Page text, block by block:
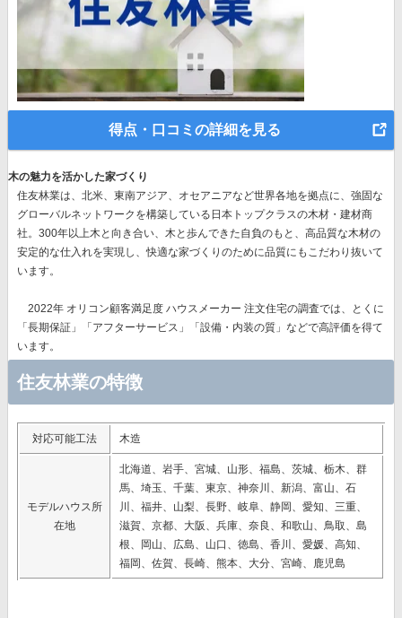
得点・口コミの詳細を見る
木の魅力を活かした家づくり
住友林業は、北米、東南アジア、オセアニアなど世界各地を拠点に、強固な
グローバルネットワークを構築している日本トップクラスの木材・建材商
社。300年以上木と向き合い、木と歩んできた自負のもと、高品質な木材の
安定的な仕入れを実現し、快適な家づくりのために品質にもこだわり抜いて
います。
2022年 オリコン顧客満足度 ハウスメーカー 注文住宅の調査では、とくに
「長期保証」「アフターサービス」「設備・内装の質」 などで高評価を得て
います。
住友林業の特徴
対応可能工法 木造
モデルハウス所
在地
北海道、岩手、宮城、山形、福島、茨城、栃木、群
馬、埼玉、千葉、東京、神奈川、新潟、富山、石
川、福井、山梨、長野、岐阜、静岡、愛知、三重、
滋賀、京都、大阪、兵庫、奈良、和歌山、鳥取、島
根、岡山、広島、山口、徳島、香川、愛媛、高知、
福岡、佐賀、長崎、熊本、大分、宮崎、鹿児島